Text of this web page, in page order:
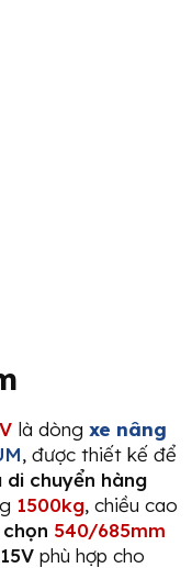
là dòng xe nâng
, được thiết kế để
chuyển hàng
1500kg, chiều cao
540/685mm
phù hợp cho